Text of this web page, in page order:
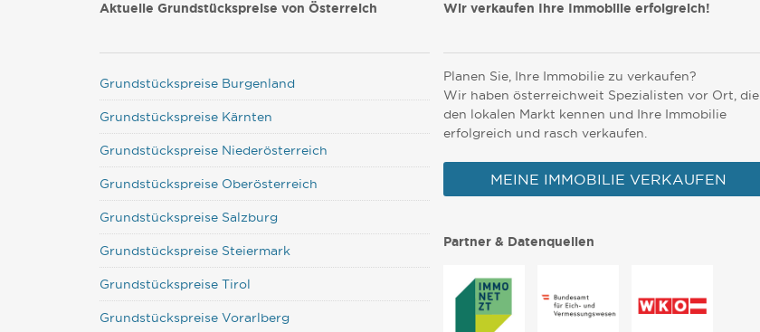
Aktuelle Grundstückspreise von Österreich
Grundstückspreise Burgenland
Grundstückspreise Kärnten
Grundstückspreise Niederösterreich
Grundstückspreise Oberösterreich
Grundstückspreise Salzburg
Grundstückspreise Steiermark
Grundstückspreise Tirol
Grundstückspreise Vorarlberg
Wir verkaufen Ihre Immobilie erfolgreich!
Planen Sie, Ihre Immobilie zu verkaufen?
Wir haben österreichweit Spezialisten vor Ort, die
den lokalen Markt kennen und Ihre Immobilie
erfolgreich und rasch verkaufen.
MEINE IMMOBILIE VERKAUFEN
Partner & Datenquellen